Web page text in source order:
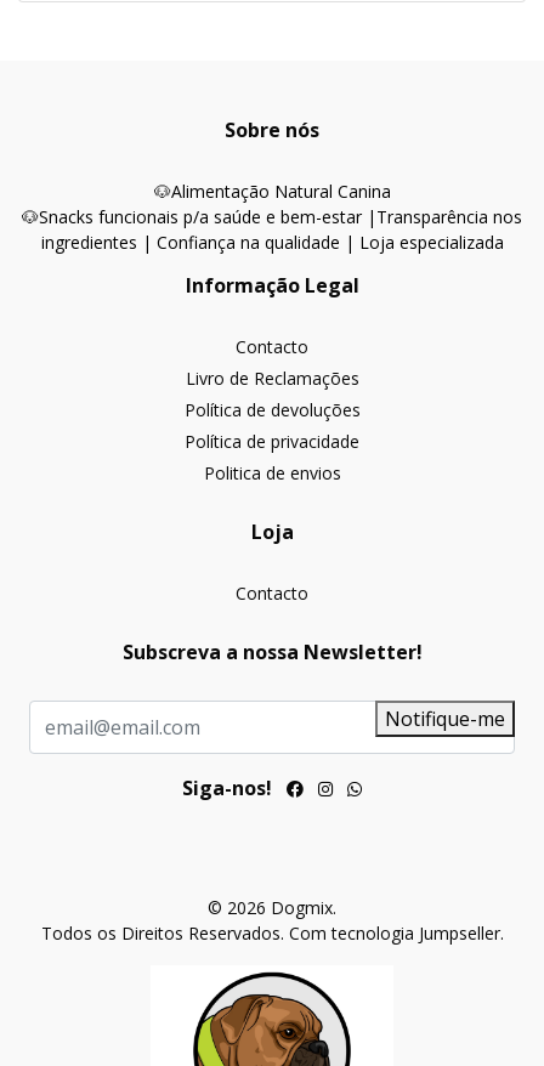
Sobre nós
🐶Alimentação Natural Canina
🐶Snacks funcionais p/a saúde e bem-estar | Transparência nos
ingredientes | Confiança na qualidade | Loja especializada
Informação Legal
Contacto
Livro de Reclamações
Política de devoluções
Política de privacidade
Politica de envios
Loja
Contacto
Subscreva a nossa Newsletter!
Notifique-me
Siga-nos!
© 2026 Dogmix.
Todos os Direitos Reservados. Com tecnologia Jumpseller.